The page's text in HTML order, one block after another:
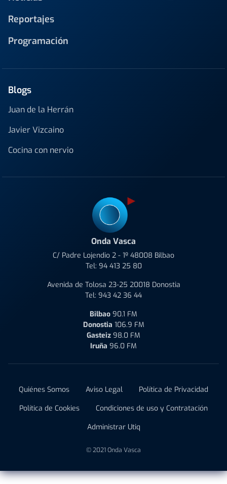
Reportajes
Programación
Blogs
Juan de la Herrán
Javier Vizcaino
Cocina con nervio
Onda Vasca
C/ Padre Lojendio 2 - 1º 48008 Bilbao
Tel: 94 413 25 80
Avenida de Tolosa 23-25 20018 Donostia
Tel: 943 42 36 44
Bilbao 90.1 FM
Donostia 106.9 FM
Gasteiz 98.0 FM
Iruña 96.0 FM
Quiénes Somos Aviso Legal
Política de Privacidad
Política de Cookies
Condiciones de uso y Contratación
Administrar Utiq
© 2021 Onda Vasca